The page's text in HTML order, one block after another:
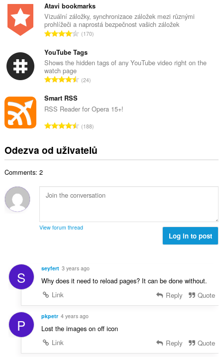
p
o
č
e
t
h
d
c
n
:
l
k
o
v
p
o
č
e
h
d
o
c
í
:
Atavi bookmarks
Vizuální záložky, synchronizace záložek mezi různými
prohlížeči a naprostá bezpečnost vašich záložek
C
l
k
v
o
č
e
h
o
o
n
í
170
YouTube Tags
Shows the hidden tags of any YouTube video right on the
watch page
C
k
v
p
o
t
h
n
n
í
24
Smart RSS
RSS Reader for Opera 15+!
C
k
ý
p
e
d
o
e
n
:
188
Odezva od uživatelů
Comments: 2
View forum thread
Log in to post
S seyfert 3 years ago
Why does it need to reload pages? It can be done without.
Link
Reply Quote
P pkpetr 4 years ago
Lost the images on off icon
Link
Reply Quote